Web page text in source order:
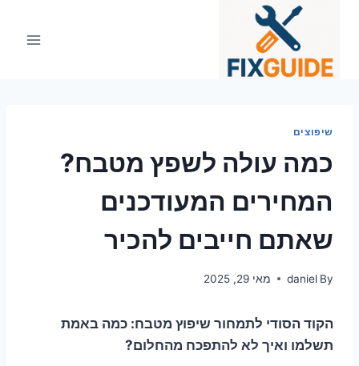
שיפוצים
כמה עולה לשפץ מטבח?
המחירים המעודכנים
שאתם חייבים להכיר
By
daniel מאי 29, 2025
הקוד הסודי לתמחור שיפוץ מטבח: כמה באמת
תשלמו ואיך לא להתפכח מהחלום?